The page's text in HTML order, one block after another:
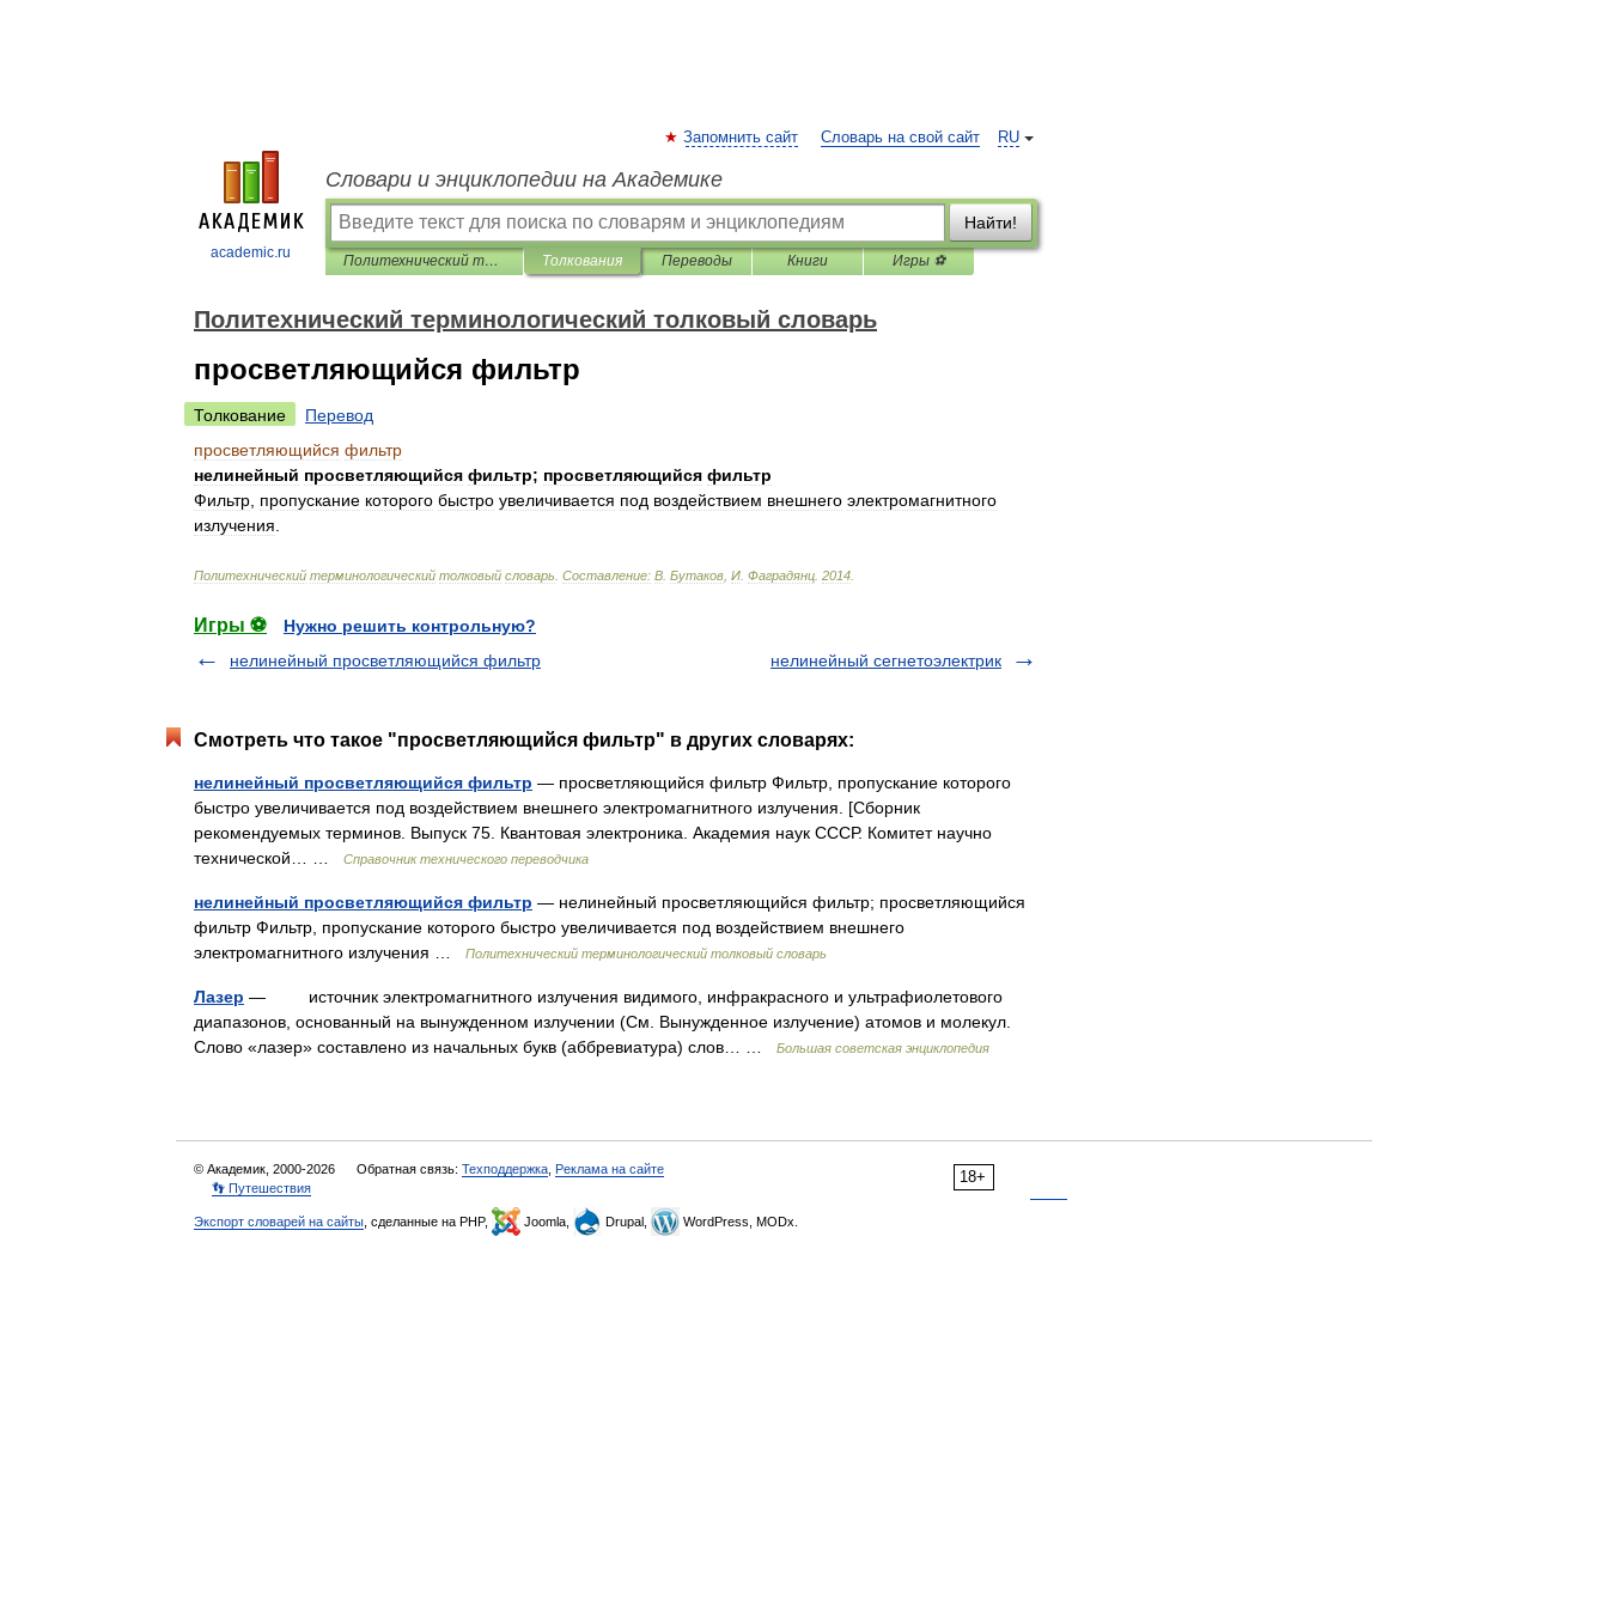
academic.ru
RU
Запомнить сайт Словарь на свой сайт
Словари и энциклопедии на Академике
Найти!
Политехнический терминологический толковый словарь Толкования Переводы Книги Игры ⚽
Политехнический терминологический толковый словарь
просветляющийся фильтр
Толкование
Перевод
просветляющийся фильтр
нелинейный просветляющийся фильтр; просветляющийся фильтр
Фильтр пропускание которого быстро увеличивается под воздействием внешнего электромагнитного
излучения
Политехнический терминологический толковый словарь Составление: В Бутаков И Фаградянц 2014
Игры ⚽
Нужно решить контрольную?
нелинейный просветляющийся фильтр
нелинейный сегнетоэлектрик
Смотреть что такое "просветляющийся фильтр" в других словарях:
нелинейный просветляющийся фильтр — просветляющийся фильтр Фильтр, пропускание которого
быстро увеличивается под воздействием внешнего электромагнитного излучения. [Сборник
рекомендуемых терминов. Выпуск 75. Квантовая электроника. Академия наук СССР. Комитет научно
технической… …
Справочник технического переводчика
нелинейный просветляющийся фильтр — нелинейный просветляющийся фильтр; просветляющийся
фильтр Фильтр, пропускание которого быстро увеличивается под воздействием внешнего
электромагнитного излучения …
Политехнический терминологический толковый словарь
Лазер — источник электромагнитного излучения видимого, инфракрасного и ультрафиолетового
диапазонов, основанный на вынужденном излучении (См. Вынужденное излучение) атомов и молекул.
Слово «лазер» составлено из начальных букв (аббревиатура) слов… …
Большая советская энциклопедия
18+
© Академик, 2000-2026 Обратная связь: Техподдержка Реклама на сайте
👣 Путешествия
Экспорт словарей на сайты , сделанные на PHP, Joomla, Drupal, WordPress, MODx.